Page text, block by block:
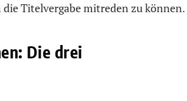
Titelvergabe mitreden zu können.
Die drei